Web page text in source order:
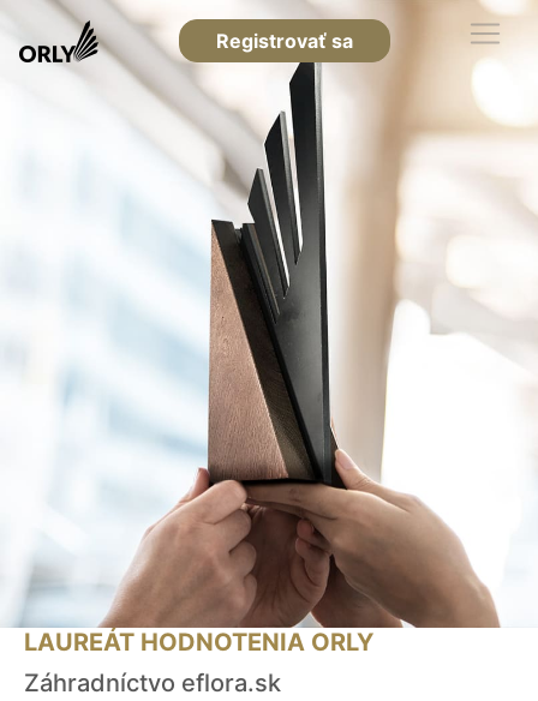
Registrovať sa
LAUREÁT HODNOTENIA ORLY
Záhradníctvo eflora.sk